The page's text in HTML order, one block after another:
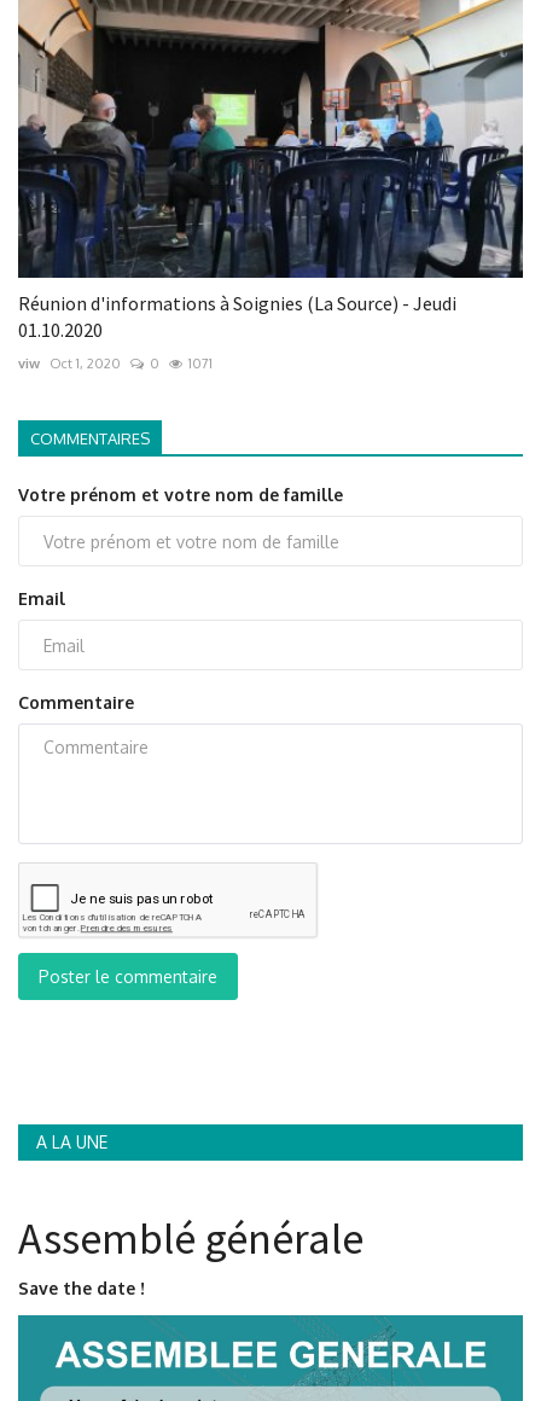
Réunion d'informations à Soignies (La Source) - Jeudi
01.10.2020
viw Oct 1, 2020 0 1071
COMMENTAIRES
Votre prénom et votre nom de famille
Email
Commentaire
Poster le commentaire
A LA UNE
Assemblé générale
Save the date !